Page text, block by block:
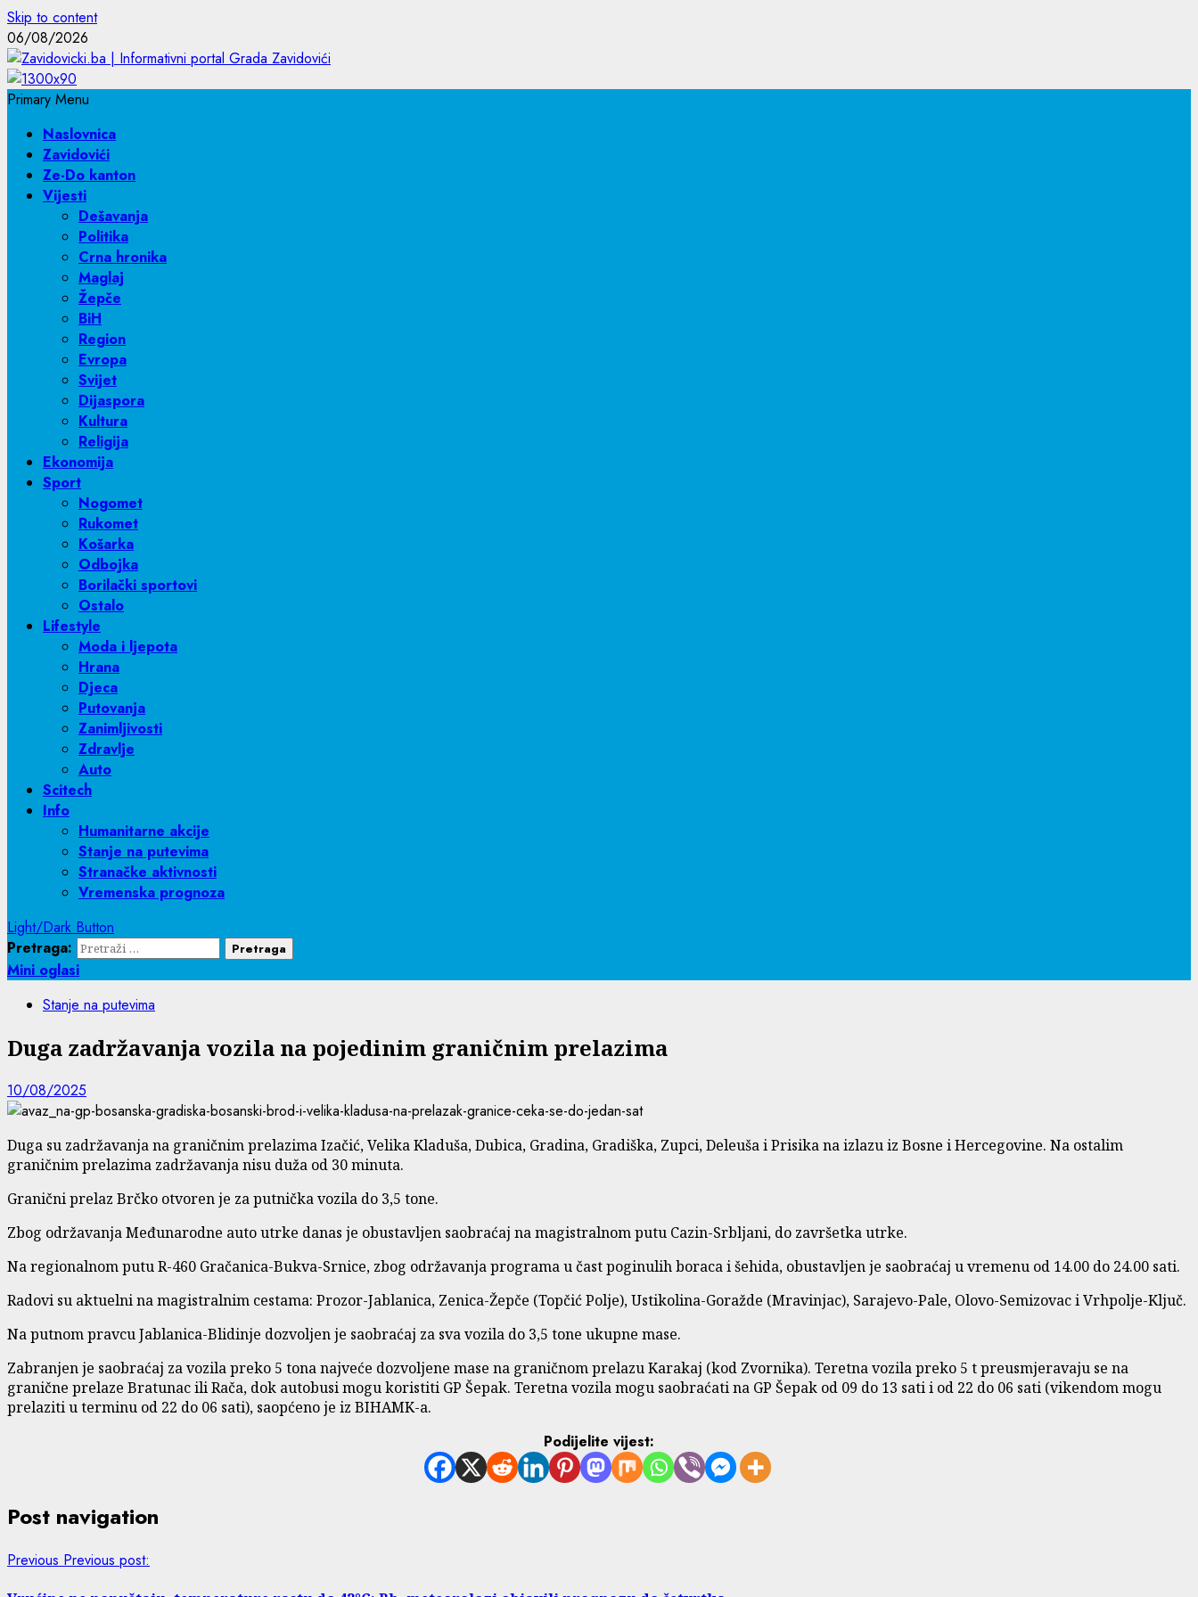
Skip to content
06/08/2026
Primary Menu
Naslovnica
Zavidovići
Ze-Do kanton
Vijesti
Dešavanja
Politika
Crna hronika
Maglaj
Žepče
BiH
Region
Evropa
Svijet
Dijaspora
Kultura
Religija
Ekonomija
Sport
Nogomet
Rukomet
Košarka
Odbojka
Borilački sportovi
Ostalo
Lifestyle
Moda i ljepota
Hrana
Djeca
Putovanja
Zanimljivosti
Zdravlje
Auto
Scitech
Info
Humanitarne akcije
Stanje na putevima
Stranačke aktivnosti
Vremenska prognoza
Light/Dark Button
Pretraga:
Mini oglasi
Stanje na putevima
Duga zadržavanja vozila na pojedinim graničnim prelazima
10/08/2025
Duga su zadržavanja na graničnim prelazima Izačić, Velika Kladuša, Dubica, Gradina, Gradiška, Zupci, Deleuša i Prisika na izlazu iz Bosne i Hercegovine. Na ostalim
graničnim prelazima zadržavanja nisu duža od 30 minuta.
Granični prelaz Brčko otvoren je za putnička vozila do 3,5 tone.
Zbog održavanja Međunarodne auto utrke danas je obustavljen saobraćaj na magistralnom putu Cazin-Srbljani, do završetka utrke.
Na regionalnom putu R-460 Gračanica-Bukva-Srnice, zbog održavanja programa u čast poginulih boraca i šehida, obustavljen je saobraćaj u vremenu od 14.00 do 24.00 sati.
Radovi su aktuelni na magistralnim cestama: Prozor-Jablanica, Zenica-Žepče (Topčić Polje), Ustikolina-Goražde (Mravinjac), Sarajevo-Pale, Olovo-Semizovac i Vrhpolje-Ključ.
Na putnom pravcu Jablanica-Blidinje dozvoljen je saobraćaj za sva vozila do 3,5 tone ukupne mase.
Zabranjen je saobraćaj za vozila preko 5 tona najveće dozvoljene mase na graničnom prelazu Karakaj (kod Zvornika). Teretna vozila preko 5 t preusmjeravaju se na
granične prelaze Bratunac ili Rača, dok autobusi mogu koristiti GP Šepak. Teretna vozila mogu saobraćati na GP Šepak od 09 do 13 sati i od 22 do 06 sati (vikendom mogu
prelaziti u terminu od 22 do 06 sati), saopćeno je iz BIHAMK-a.
Podijelite vijest:
Post navigation
Previous Previous post: